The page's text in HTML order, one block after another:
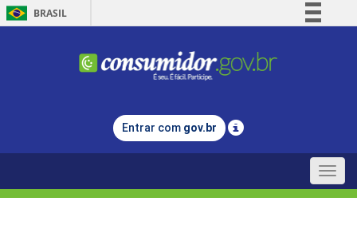
BRASIL
Comunica BR
Legislação
Entrar com gov.br
Toggle